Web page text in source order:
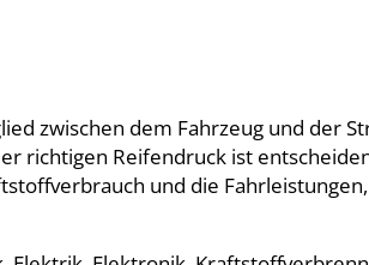
zwischen dem Fahrzeug und der
richtigen Reifendruck ist
und die